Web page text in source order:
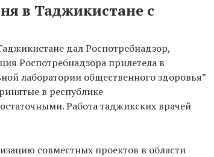
в Таджикистане с
дал Роспотребнадзор,
Роспотребнадзора прилетела в
лаборатории общественного здоровья”
в республике
Работа таджикских врачей
совместных проектов в области